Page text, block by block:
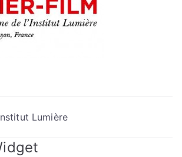
Lumière